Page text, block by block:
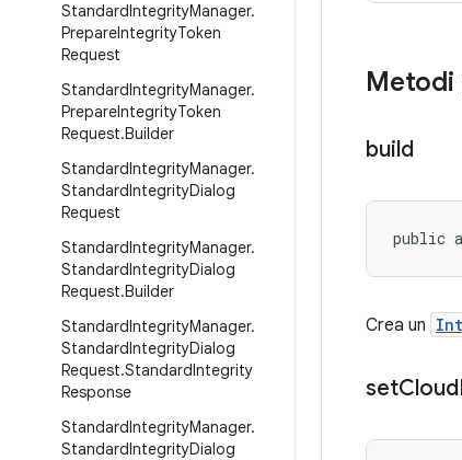
StandardIntegrityManager.
PrepareIntegrityToken
Request
StandardIntegrityManager.
PrepareIntegrityToken
Request.Builder
StandardIntegrityManager.
StandardIntegrityDialog
Request
StandardIntegrityManager.
StandardIntegrityDialog
Request.Builder
StandardIntegrityManager.
StandardIntegrityDialog
Request.StandardIntegrity
Response
StandardIntegrityManager.
StandardIntegrityDialog
build
public
Crea un
setCloud